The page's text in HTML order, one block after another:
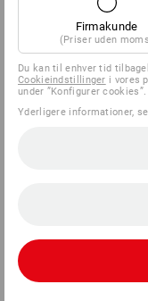
Firmakunde
(Priser uden
Du kan til enhver tid
Cookieindstillinger i vores
under ”Konfigurer cookies”.
Yderligere informationer, se